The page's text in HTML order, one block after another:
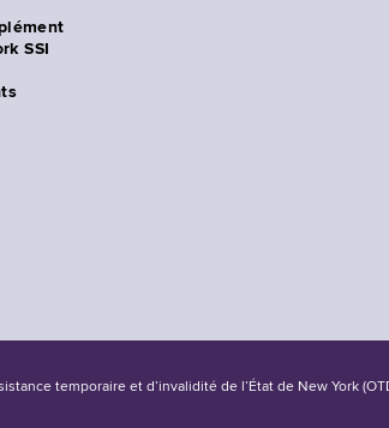
SSI
temporaire et d’invalidité de l’État de New York